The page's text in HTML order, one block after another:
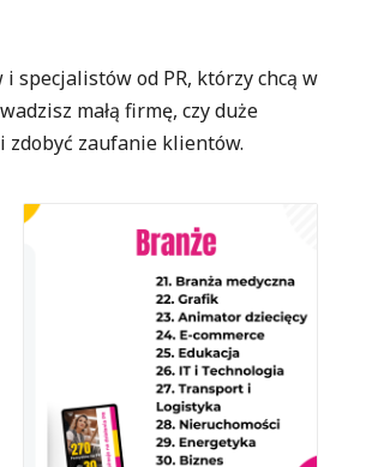
specjalistów od PR, którzy chcą w
małą firmę, czy duże
zdobyć zaufanie klientów.